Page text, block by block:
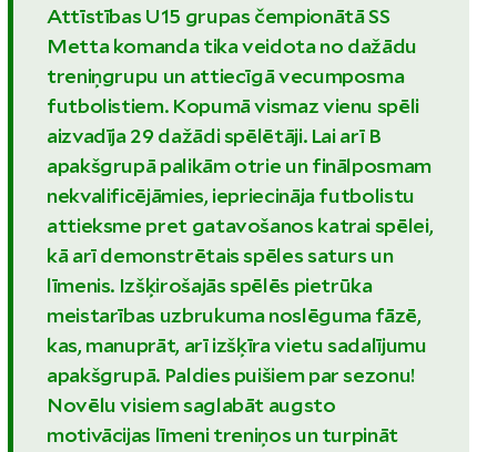
Attīstības U15 grupas čempionātā SS
Metta komanda tika veidota no dažādu
treniņgrupu un attiecīgā vecumposma
futbolistiem. Kopumā vismaz vienu spēli
aizvadīja 29 dažādi spēlētāji. Lai arī B
apakšgrupā palikām otrie un finālposmam
nekvalificējāmies, iepriecināja futbolistu
attieksme pret gatavošanos katrai spēlei,
kā arī demonstrētais spēles saturs un
līmenis. Izšķirošajās spēlēs pietrūka
meistarības uzbrukuma noslēguma fāzē,
kas, manuprāt, arī izšķīra vietu sadalījumu
apakšgrupā. Paldies puišiem par sezonu!
Novēlu visiem saglabāt augsto
motivācijas līmeni treniņos un turpināt